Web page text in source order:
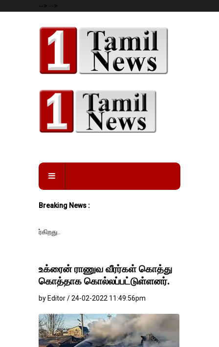
--> -->
Breaking News :
உக்ரைன் ராணுவ வீரர்கள் கொத்து
கொத்தாக கொல்லப்பட்டுள்ளனர்.
by Editor / 24-02-2022 11:49:56pm